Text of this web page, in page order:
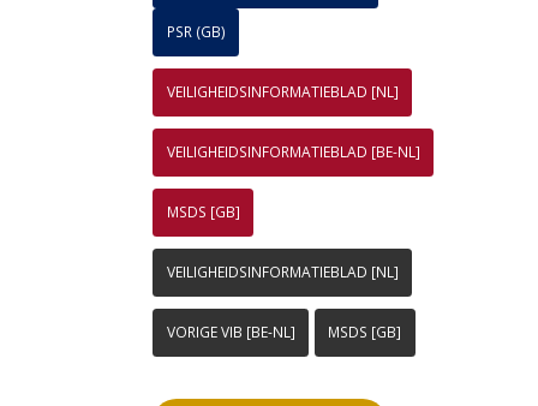
PSR (GB)
VEILIGHEIDSINFORMATIEBLAD [NL]
VEILIGHEIDSINFORMATIEBLAD [BE-NL]
MSDS [GB]
VEILIGHEIDSINFORMATIEBLAD [NL]
VORIGE VIB [BE-NL] MSDS [GB]